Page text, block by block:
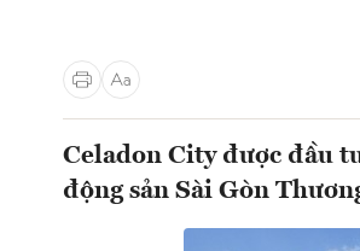
Celadon City được đầu
động sản Sài Gòn